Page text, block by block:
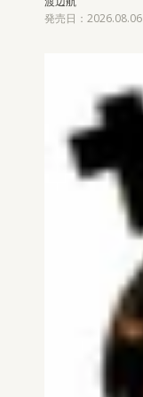
発売日：2026.08.06